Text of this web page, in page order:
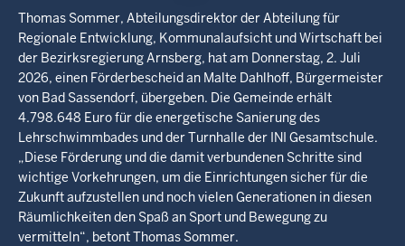
Thomas Sommer, Abteilungsdirektor der Abteilung für
Regionale Entwicklung, Kommunalaufsicht und Wirtschaft bei
der Bezirksregierung Arnsberg, hat am Donnerstag, 2. Juli
2026, einen Förderbescheid an Malte Dahlhoff, Bürgermeister
von Bad Sassendorf, übergeben. Die Gemeinde erhält
4.798.648 Euro für die energetische Sanierung des
Lehrschwimmbades und der Turnhalle der INI Gesamtschule.
„Diese Förderung und die damit verbundenen Schritte sind
wichtige Vorkehrungen, um die Einrichtungen sicher für die
Zukunft aufzustellen und noch vielen Generationen in diesen
Räumlichkeiten den Spaß an Sport und Bewegung zu
vermitteln“, betont Thomas Sommer.